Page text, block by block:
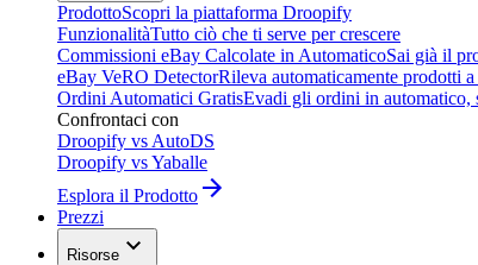
ProdottoScopri la piattaforma Droopify
FunzionalitàTutto ciò che ti serve per crescere
Commissioni eBay Calcolate in AutomaticoSai già il
eBay VeRO DetectorRileva automaticamente prodotti
Ordini Automatici GratisEvadi gli ordini in automatico,
Confrontaci con
Droopify vs AutoDS
Droopify vs Yaballe
Esplora il Prodotto
Prezzi
Risorse